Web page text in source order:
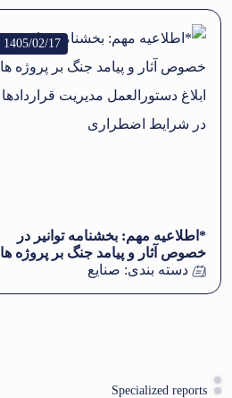
1405/02/17
*اطلاعیه مهم: بخشنامه توانیر در
خصوص آثار و پیامد جنگ بر پروژه ها
و ابلاغ دستورالعمل مدیریت
دسته بندی: صنایع
Specialized reports